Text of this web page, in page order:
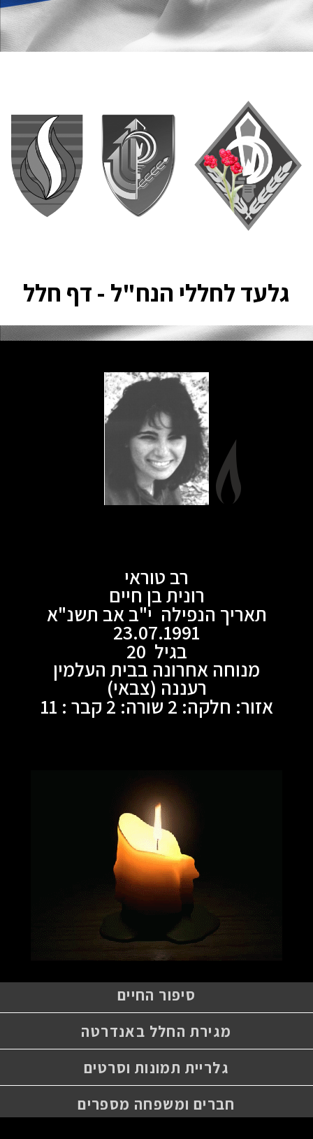
גלעד לחללי הנח"ל - דף חלל
רב טוראי
רונית בן חיים
תאריך הנפילה י"ב אב תשנ"א
23.07.1991
בגיל 20
מנוחה אחרונה בבית העלמין
רעננה (צבאי)
אזור: חלקה: 2 שורה: 2 קבר : 11
סיפור החיים
מגירת החלל באנדרטה
גלריית תמונות וסרטים
חברים ומשפחה מספרים